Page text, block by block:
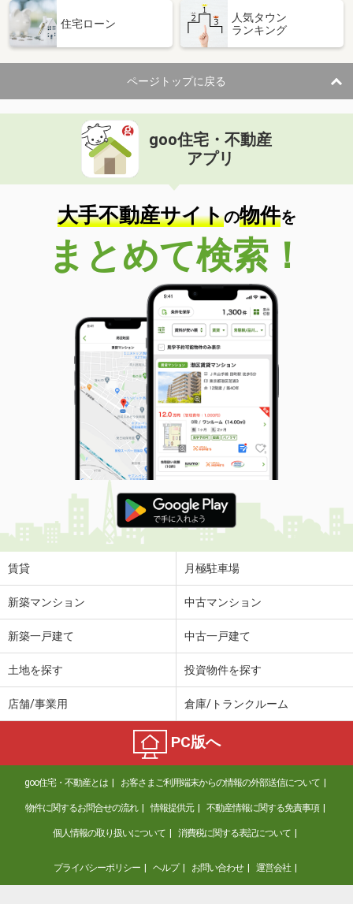
住宅ローン
人気タウン
ランキング
ページトップに戻る
goo住宅・不動産
アプリ
大手不動産サイトの物件を
まとめて検索！
賃貸 月極駐車場
新築マンション 中古マンション
新築一戸建て 中古一戸建て
土地を探す 投資物件を探す
店舗/事業用 倉庫/トランクルーム
PC版へ
goo住宅・不動産とは お客さまご利用端末からの情報の外部送信について
物件に関するお問合せの流れ 情報提供元 不動産情報に関する免責事項
個人情報の取り扱いについて 消費税に関する表記について
プライバシーポリシー ヘルプ お問い合わせ 運営会社